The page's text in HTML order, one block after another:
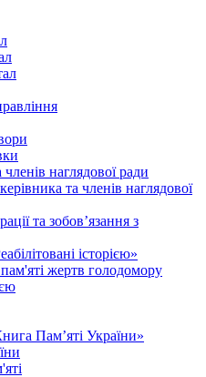
членів наглядової ради
та членів наглядової
та зобов’язання з
історією»
жертв голодомору
Пам’яті України»